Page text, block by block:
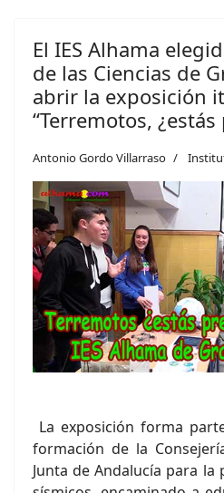
El IES Alhama
de las Ciencias de
abrir la exposición
“Terremotos,
Antonio Gordo Villarraso
La exposición forma
formación de la
Junta de Andalucía para la